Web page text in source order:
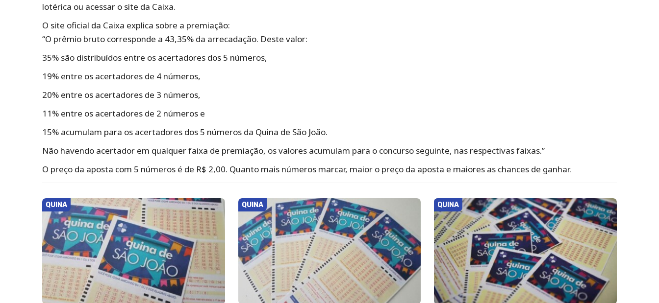
lotérica ou acessar o site da Caixa.
O site oficial da Caixa explica sobre a premiação:
“O prêmio bruto corresponde a 43,35% da arrecadação. Deste valor:
35% são distribuídos entre os acertadores dos 5 números,
19% entre os acertadores de 4 números,
20% entre os acertadores de 3 números,
11% entre os acertadores de 2 números e
15% acumulam para os acertadores dos 5 números da Quina de São João.
Não havendo acertador em qualquer faixa de premiação, os valores acumulam para o concurso seguinte, nas respectivas faixas.”
O preço da aposta com 5 números é de R$ 2,00. Quanto mais números marcar, maior o preço da aposta e maiores as chances de ganhar.
QUINA QUINA QUINA